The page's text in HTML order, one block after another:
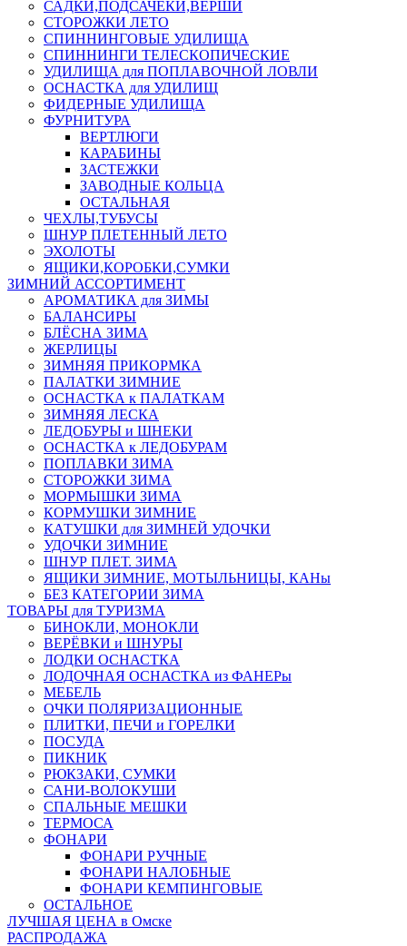
САДКИ,ПОДСАЧЕКИ,ВЕРШИ
СТОРОЖКИ ЛЕТО
СПИННИНГОВЫЕ УДИЛИЩА
СПИННИНГИ ТЕЛЕСКОПИЧЕСКИЕ
УДИЛИЩА для ПОПЛАВОЧНОЙ ЛОВЛИ
ОСНАСТКА для УДИЛИЩ
ФИДЕРНЫЕ УДИЛИЩА
ФУРНИТУРА
ВЕРТЛЮГИ
КАРАБИНЫ
ЗАСТЕЖКИ
ЗАВОДНЫЕ КОЛЬЦА
ОСТАЛЬНАЯ
ЧЕХЛЫ,ТУБУСЫ
ШНУР ПЛЕТЕННЫЙ ЛЕТО
ЭХОЛОТЫ
ЯЩИКИ,КОРОБКИ,СУМКИ
ЗИМНИЙ АССОРТИМЕНТ
АРОМАТИКА для ЗИМЫ
БАЛАНСИРЫ
БЛЁСНА ЗИМА
ЖЕРЛИЦЫ
ЗИМНЯЯ ПРИКОРМКА
ПАЛАТКИ ЗИМНИЕ
ОСНАСТКА к ПАЛАТКАМ
ЗИМНЯЯ ЛЕСКА
ЛЕДОБУРЫ и ШНЕКИ
ОСНАСТКА к ЛЕДОБУРАМ
ПОПЛАВКИ ЗИМА
СТОРОЖКИ ЗИМА
МОРМЫШКИ ЗИМА
КОРМУШКИ ЗИМНИЕ
КАТУШКИ для ЗИМНЕЙ УДОЧКИ
УДОЧКИ ЗИМНИЕ
ШНУР ПЛЕТ. ЗИМА
ЯЩИКИ ЗИМНИЕ, МОТЫЛЬНИЦЫ, КАНы
БЕЗ КАТЕГОРИИ ЗИМА
ТОВАРЫ для ТУРИЗМА
БИНОКЛИ, МОНОКЛИ
ВЕРЁВКИ и ШНУРЫ
ЛОДКИ ОСНАСТКА
ЛОДОЧНАЯ ОСНАСТКА из ФАНЕРы
МЕБЕЛЬ
ОЧКИ ПОЛЯРИЗАЦИОННЫЕ
ПЛИТКИ, ПЕЧИ и ГОРЕЛКИ
ПОСУДА
ПИКНИК
РЮКЗАКИ, СУМКИ
САНИ-ВОЛОКУШИ
СПАЛЬНЫЕ МЕШКИ
ТЕРМОСА
ФОНАРИ
ФОНАРИ РУЧНЫЕ
ФОНАРИ НАЛОБНЫЕ
ФОНАРИ КЕМПИНГОВЫЕ
ОСТАЛЬНОЕ
ЛУЧШАЯ ЦЕНА в Омске
РАСПРОДАЖА